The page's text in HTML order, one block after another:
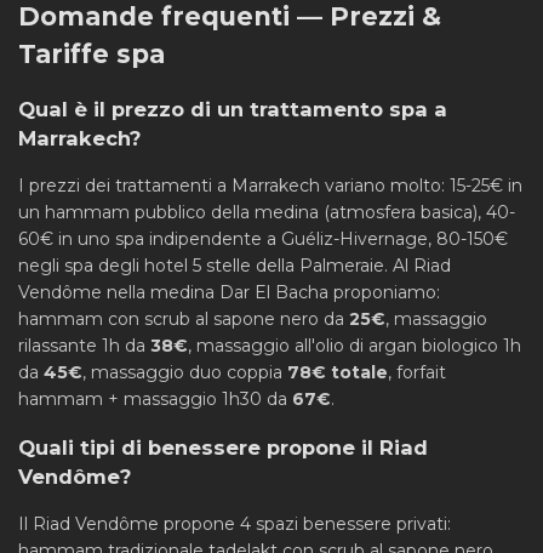
Domande frequenti — Prezzi &
Tariffe spa
Qual è il prezzo di un trattamento spa a
Marrakech?
I prezzi dei trattamenti a Marrakech variano molto: 15-25€ in
un hammam pubblico della medina (atmosfera basica), 40-
60€ in uno spa indipendente a Guéliz-Hivernage, 80-150€
negli spa degli hotel 5 stelle della Palmeraie. Al Riad
Vendôme nella medina Dar El Bacha proponiamo:
hammam con scrub al sapone nero da 25€, massaggio
rilassante 1h da 38€, massaggio all'olio di argan biologico 1h
da 45€, massaggio duo coppia 78€ totale, forfait
hammam + massaggio 1h30 da 67€.
Quali tipi di benessere propone il Riad
Vendôme?
Il Riad Vendôme propone 4 spazi benessere privati: